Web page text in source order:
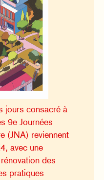
jours consacré à
9e Journées
(JNA) reviennent
avec une
des
pratiques